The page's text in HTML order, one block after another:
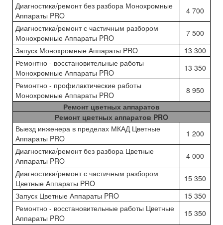
Диагностика/ремонт без разбора Монохромные
Аппараты PRO
4 700
Диагностика/ремонт с частичным разбором
Монохромные Аппараты PRO
7 500
Запуск Монохромные Аппараты PRO
13 300
Ремонтно - восстановительные работы
Монохромные Аппараты PRO
13 350
Ремонтно - профилактические работы
Монохромные Аппараты PRO
8 950
Ремонт цветных аппаратов
Ремонт цветных аппаратов PRO
Выезд инженера в пределах МКАД Цветные
Аппараты PRO
1 200
Диагностика/ремонт без разбора Цветные
Аппараты PRO
4 000
Диагностика/ремонт с частичным разбором
Цветные Аппараты PRO
15 350
Запуск Цветные Аппараты PRO
15 350
Ремонтно - восстановительные работы Цветные
Аппараты PRO
15 350